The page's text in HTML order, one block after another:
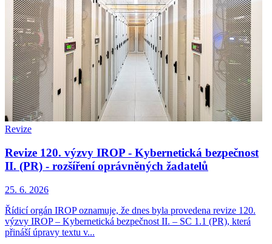
Revize
Revize 120. výzvy IROP - Kybernetická bezpečnost
II. (PR) - rozšíření oprávněných žadatelů
25. 6. 2026
Řídicí orgán IROP oznamuje, že dnes byla provedena revize 120.
výzvy IROP – Kybernetická bezpečnost II. – SC 1.1 (PR), která
přináší úpravy textu v...